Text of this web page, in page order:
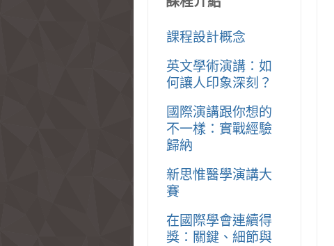
課程設計概念
英文學術演講：如
何讓人印象深刻？
國際演講跟你想的
不一樣：實戰經驗
歸納
新思惟醫學演講大
賽
在國際學會連續得
獎：關鍵、細節與